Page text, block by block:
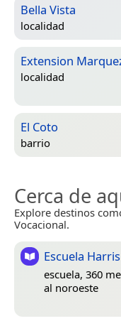
Bella Vista
localidad
Extension
localidad
El Coto
barrio
Cerca de
Explore destinos
Vocacional.
Escuela Harris
escuela, 360
al noroeste